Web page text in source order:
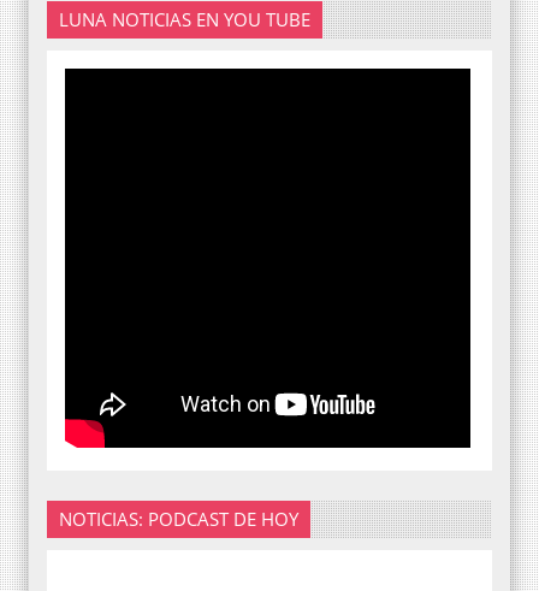
LUNA NOTICIAS EN YOU TUBE
NOTICIAS: PODCAST DE HOY